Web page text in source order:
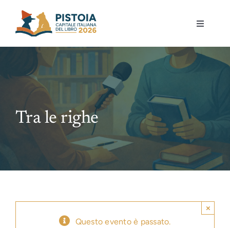
content
Toggle
Pistoia per la lettura
Mostre
Tra le righe
Questo evento è passato.
×